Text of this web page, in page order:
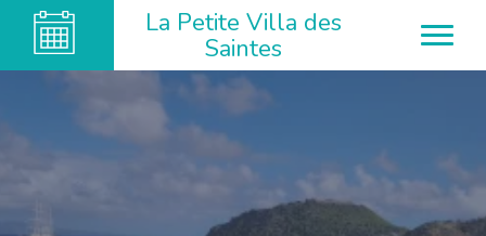
La Petite Villa des
Saintes